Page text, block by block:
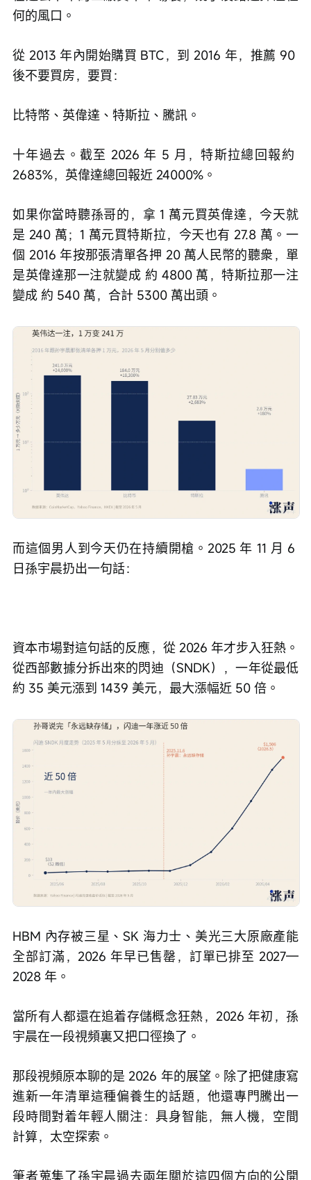
何的風口。
從 2013 年內開始購買 BTC，到 2016 年，推薦 90
後不要買房，要買：
比特幣、英偉達、特斯拉、騰訊。
十年過去。截至 2026 年 5 月，特斯拉總回報約
2683%，英偉達總回報近 24000%。
如果你當時聽孫哥的，拿 1 萬元買英偉達，今天就
是 240 萬；1 萬元買特斯拉，今天也有 27.8 萬。一
個 2016 年按那張清單各押 20 萬人民幣的聽衆，單
是英偉達那一注就變成 約 4800 萬，特斯拉那一注
變成 約 540 萬，合計 5300 萬出頭。
而這個男人到今天仍在持續開槍。2025 年 11 月 6
日孫宇晨扔出一句話：
資本市場對這句話的反應，從 2026 年才步入狂熱。
從西部數據分拆出來的閃迪（SNDK），一年從最低
約 35 美元漲到 1439 美元，最大漲幅近 50 倍。
HBM 內存被三星、SK 海力士、美光三大原廠產能
全部訂滿，2026 年早已售罄，訂單已排至 2027—
2028 年。
當所有人都還在追着存儲概念狂熱，2026 年初，孫
宇晨在一段視頻裏又把口徑換了。
那段視頻原本聊的是 2026 年的展望。除了把健康寫
進新一年清單這種偏養生的話題，他還專門騰出一
段時間對着年輕人關注：具身智能，無人機，空間
計算，太空探索。
筆者蒐集了孫宇晨過去兩年關於這四個方向的公開